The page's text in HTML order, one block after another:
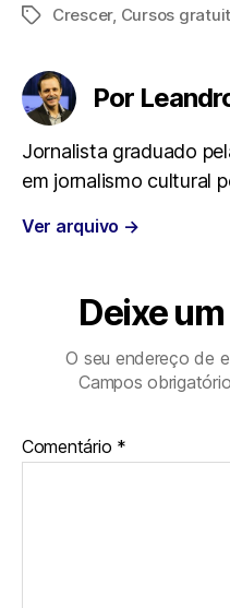
c
b
o
e
a
TagsCrescer, Cursos
Por
Jornalista graduado
em jornalismo cultural
Ver arquivo →
Deixe
O seu endereço de
Campos
Comentário *